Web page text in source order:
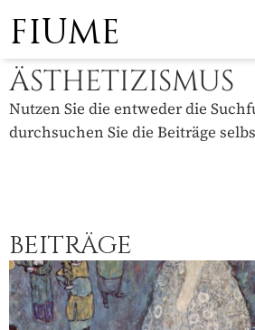
FIUME
ÄSTHETIZISMUS
Nutzen Sie die entweder die
durchsuchen Sie die Beiträge
BEITRÄGE